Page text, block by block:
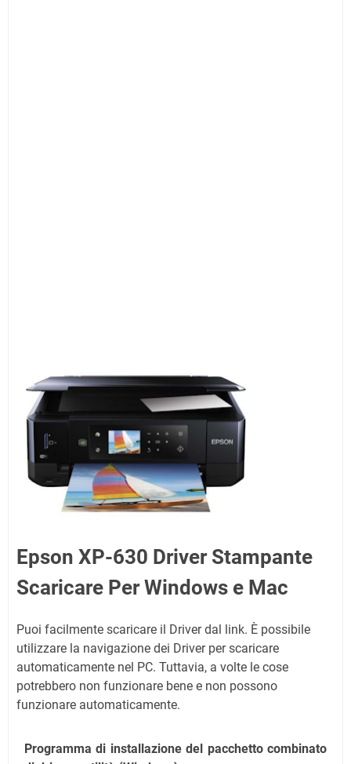
Epson XP-630 Driver Stampante
Scaricare Per Windows e Mac
Puoi facilmente scaricare il Driver dal link. È possibile
utilizzare la navigazione dei Driver per scaricare
automaticamente nel PC. Tuttavia, a volte le cose
potrebbero non funzionare bene e non possono
funzionare automaticamente.
Programma di installazione del pacchetto combinato